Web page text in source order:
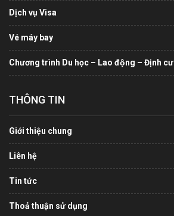
Dịch vụ Visa
Vé máy bay
Chương trình Du học – Lao động – Định cư
THÔNG TIN
Giới thiệu chung
Liên hệ
Tin tức
Thoả thuận sử dụng